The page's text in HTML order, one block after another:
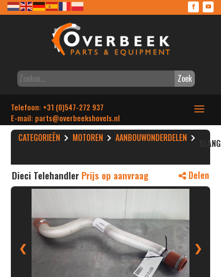
Zoek
Telefoon: +31 (0)547-272 937
E-mail: parts@overbeekshovels.nl
CATEGORIEËN MOTOREN AANBOUWONDERDELEN
Dieci Telehandler Prijs op aanvraag Delen
❮ ❯